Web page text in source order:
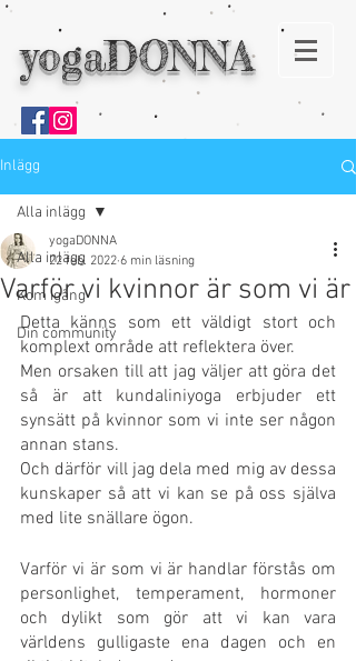
yogaDONNA
Inlägg
Alla inlägg
Kom igång
Din community
Alla inlägg
Varför vi kvinnor är som vi är
yogaDONNA
22 feb. 2022 6 min läsning
Detta känns som ett väldigt stort och
komplext område att reflektera över.
Men orsaken till att jag väljer att göra det
så är att kundaliniyoga erbjuder ett
synsätt på kvinnor som vi inte ser någon
annan stans.
Och därför vill jag dela med mig av dessa
kunskaper så att vi kan se på oss själva
med lite snällare ögon.
Varför vi är som vi är handlar förstås om
personlighet, temperament, hormoner
och dylikt som gör att vi kan vara
världens gulligaste ena dagen och en